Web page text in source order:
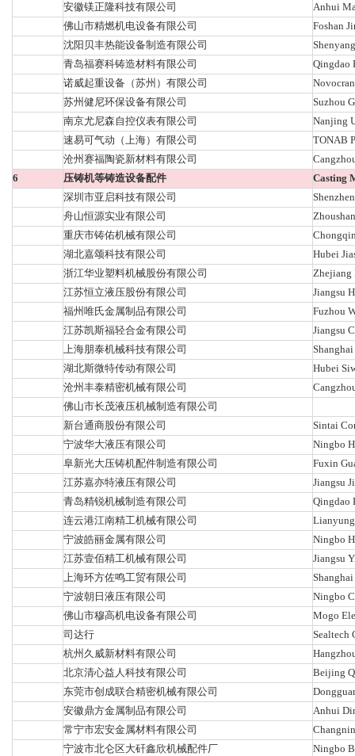
安徽镁正隆科技有限公司
Anhui
佛山市精燃机电设备有限公司
Foshan
沈阳贝丰热能设备制造有限公司
青岛福赛科铸造材料有限公司
Qingdao
诺威起重设备（苏州）有限公司
苏州健尼环保设备有限公司
Suzhou
南京尤尼森自控仪表有限公司
Nanjing
速易可气动（上海）有限公司
TONAB
沧州赛福陶瓷新材料有限公司
6
压铸机等铸造设备配件
Casting
深圳市亚启科技有限公司
舟山恒源实业有限公司
重庆市铸佑机械有限公司
湖北嘉颂科技有限公司
Hubei
浙江华业塑料机械股份有限公司
Zhejiang
江苏恒立液压股份有限公司
Jiangsu
福州唯氏金属制品有限公司
Fuzhou
江苏凯斯福轻合金有限公司
Jiangsu
上海朋泰机械科技有限公司
湖北斯微特传动有限公司
Hubei
沧州丰泰精密机械有限公司
佛山市长茂液压机械制造有限公司
新台通商股份有限公司
Sintai
宁波华大液压有限公司
Ningbo
阜新光大压铸机配件制造有限公司
Fuxin
江苏嘉亦特液压有限公司
Jiangsu
青岛精锐机械制造有限公司
Qingdao
连云港江南精工机械有限公司
宁波皓丽金属有限公司
Ningbo
江苏壹佰精工机械有限公司
Jiangsu
上海环方佐鸣工贸有限公司
宁波朝日液压有限公司
Ningbo
佛山市穆高机电设备有限公司
Mogo
司达行
Sealtech
杭州久威新材料有限公司
北京清心益人科技有限公司
Beijing
东莞市创成联合精密机械有限公司
安徽鼎方金属制品有限公司
Anhui
常宁市宏安金属材料有限公司
宁波市北仑区大矸鑫欣机械配件厂
Ningbo